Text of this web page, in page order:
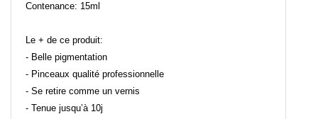
Contenance: 15ml
Le + de ce produit:
- Belle pigmentation
- Pinceaux qualité professionnelle
- Se retire comme un vernis
- Tenue jusqu’à 10j